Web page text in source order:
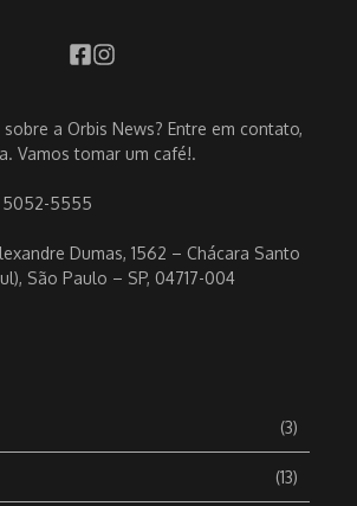
a Orbis News? Entre em contato,
Vamos tomar um café!.
5052-5555
Dumas, 1562 – Chácara Santo
São Paulo – SP, 04717-004
(3)
(13)